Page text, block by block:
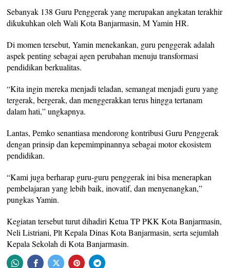
Sebanyak 138 Guru Penggerak yang merupakan angkatan terakhir
dikukuhkan oleh Wali Kota Banjarmasin, M Yamin HR.
Di momen tersebut, Yamin menekankan, guru penggerak adalah
aspek penting sebagai agen perubahan menuju transformasi
pendidikan berkualitas.
“Kita ingin mereka menjadi teladan, semangat menjadi guru yang
tergerak, bergerak, dan menggerakkan terus hingga tertanam
dalam hati,” ungkapnya.
Lantas, Pemko senantiasa mendorong kontribusi Guru Penggerak
dengan prinsip dan kepemimpinannya sebagai motor ekosistem
pendidikan.
“Kami juga berharap guru-guru penggerak ini bisa menerapkan
pembelajaran yang lebih baik, inovatif, dan menyenangkan,”
pungkas Yamin.
Kegiatan tersebut turut dihadiri Ketua TP PKK Kota Banjarmasin,
Neli Listriani, Plt Kepala Dinas Kota Banjarmasin, serta sejumlah
Kepala Sekolah di Kota Banjarmasin.